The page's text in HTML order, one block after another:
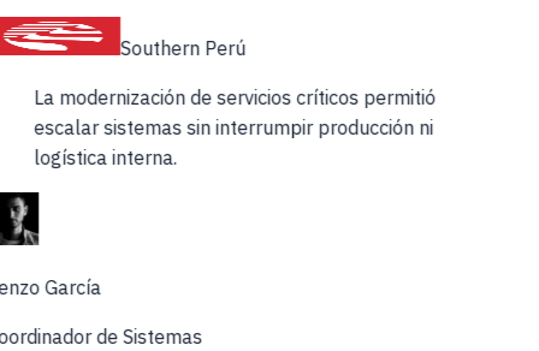
Southern Perú
La modernización de servicios críticos permitió
escalar sistemas sin interrumpir producción ni
logística interna.
García
de Sistemas